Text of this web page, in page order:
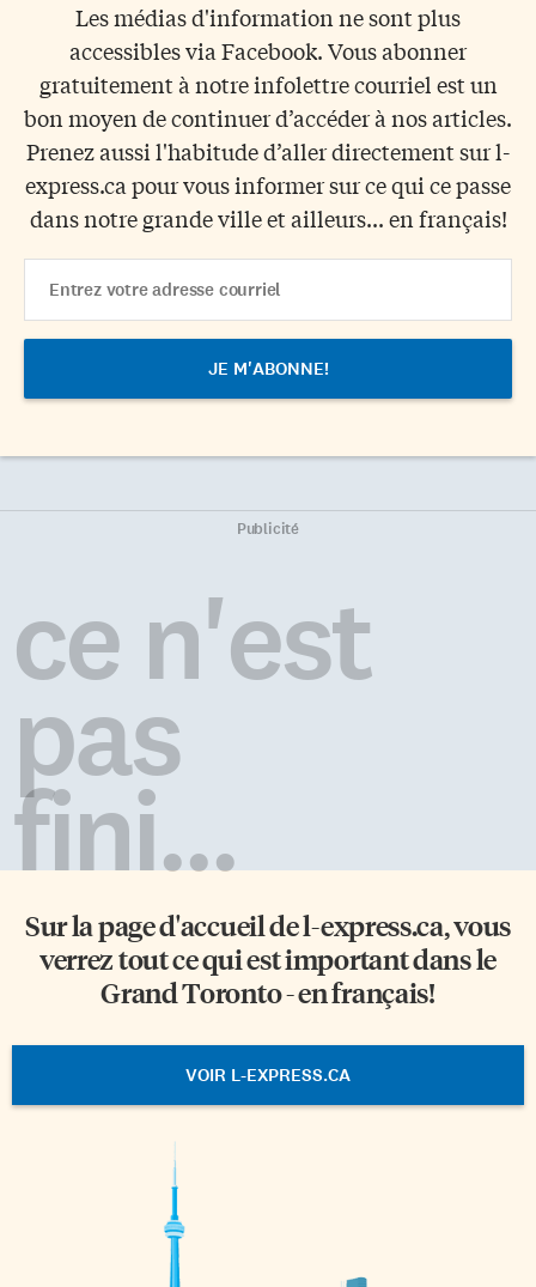
Les médias d'information ne sont plus
accessibles via Facebook. Vous abonner
gratuitement à notre infolettre courriel est un
bon moyen de continuer d’accéder à nos articles.
Prenez aussi l'habitude d’aller directement sur l-
express.ca pour vous informer sur ce qui ce passe
dans notre grande ville et ailleurs... en français!
Address
Publicité
ce n'est
pas
fini...
Sur la page d'accueil del-express.ca, vous
verrez tout ce qui est important dans le
Grand Toronto - en français!
VOIR L-EXPRESS.CA